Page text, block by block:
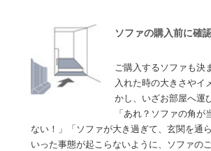
ソファの購入前に確
ご購入するソファも決
入れた時の大きさやイ
かし、いざお部屋へ運
「あれ？ソファの角が
ない！」「ソファが大き過ぎて、玄関を通
いった事態が起こらないように、ソファの